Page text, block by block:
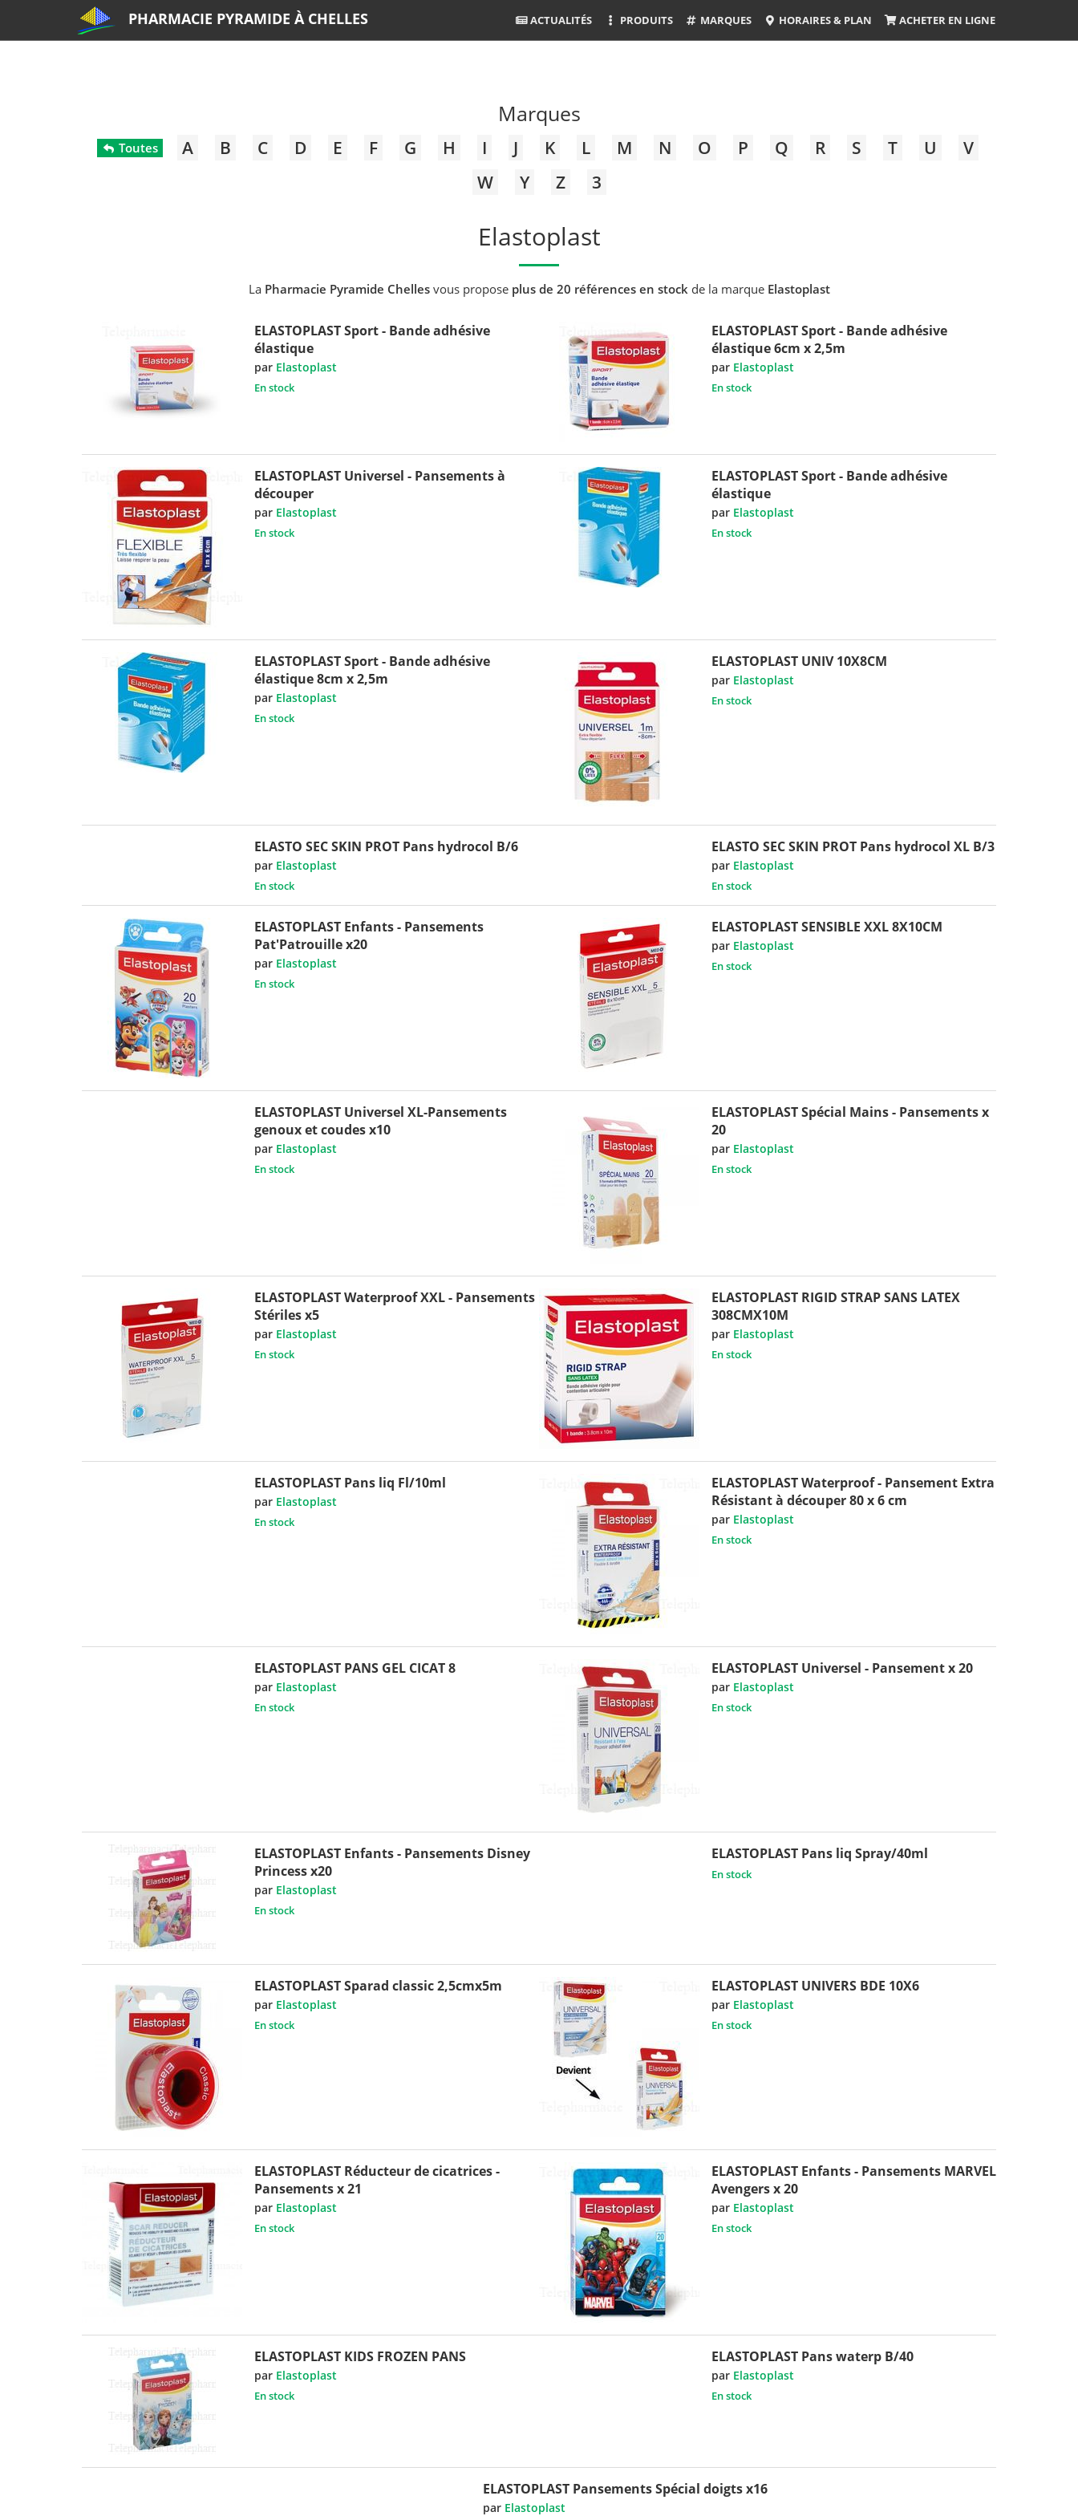
PHARMACIE PYRAMIDE À CHELLES ACTUALITÉS PRODUITS MARQUES HORAIRES & PLAN ACHETER EN LIGNE
Marques
Toutes A B C D E F G H I J K L M N O P Q R S T U
V
W
Y Z 3
Elastoplast
La Pharmacie Pyramide Chellesvous propose plus de 20 références en stock de la marque Elastoplast
ELASTOPLAST Sport - Bande adhésive
élastique
par Elastoplast
En stock
ELASTOPLAST Sport - Bande adhésive
élastique 6cm x 2,5m
par Elastoplast
En stock
ELASTOPLAST Universel - Pansements à
découper
par Elastoplast
En stock
ELASTOPLAST Sport - Bande adhésive
élastique
par Elastoplast
En stock
ELASTOPLAST Sport - Bande adhésive
élastique 8cm x 2,5m
par Elastoplast
En stock
ELASTOPLAST UNIV 10X8CM
par Elastoplast
En stock
ELASTO SEC SKIN PROT Pans hydrocol B/6
par Elastoplast
En stock
ELASTO SEC SKIN PROT Pans hydrocol XL B/3
par Elastoplast
En stock
ELASTOPLAST Enfants - Pansements
Pat'Patrouille x20
par Elastoplast
En stock
ELASTOPLAST SENSIBLE XXL 8X10CM
par Elastoplast
En stock
ELASTOPLAST Universel XL-Pansements
genoux et coudes x10
par Elastoplast
En stock
ELASTOPLAST Spécial Mains - Pansements x
20
par Elastoplast
En stock
ELASTOPLAST Waterproof XXL - Pansements
Stériles x5
par Elastoplast
En stock
ELASTOPLAST RIGID STRAP SANS LATEX
308CMX10M
par Elastoplast
En stock
ELASTOPLAST Pans liq Fl/10ml
par Elastoplast
En stock
ELASTOPLAST Waterproof - Pansement Extra
Résistant à découper 80 x 6 cm
par Elastoplast
En stock
ELASTOPLAST PANS GEL CICAT 8
par Elastoplast
En stock
ELASTOPLAST Universel - Pansement x 20
par Elastoplast
En stock
ELASTOPLAST Enfants - Pansements Disney
Princess x20
par Elastoplast
En stock
ELASTOPLAST Pans liq Spray/40ml
En stock
ELASTOPLAST Sparad classic 2,5cmx5m
par Elastoplast
En stock
ELASTOPLAST UNIVERS BDE 10X6
par Elastoplast
En stock
ELASTOPLAST Réducteur de cicatrices -
Pansements x 21
par Elastoplast
En stock
ELASTOPLAST Enfants - Pansements MARVEL
Avengers x 20
par Elastoplast
En stock
ELASTOPLAST KIDS FROZEN PANS
par Elastoplast
En stock
ELASTOPLAST Pans waterp B/40
par Elastoplast
En stock
ELASTOPLAST Pansements Spécial doigts x16
par Elastoplast